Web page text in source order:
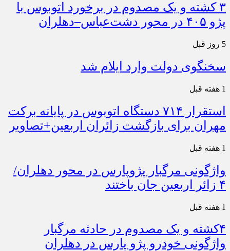
۳ کشته و یک مصدوم در برخورد اتوبوس با
پژو ۴۰۵ در محور دشت‌عباس–دهلران
5 روز قبل
سخنگوی دولت وارد ایلام شد
1 هفته قبل
استقرار ۷۱۴ دستگاه اتوبوس در پایانه برکت
مهران برای بازگشت زائران اربعین+تصاویر
1 هفته قبل
واژگونی مرگبار پژوپارس در محور دهلران/
۴ زائر اربعین جان باختند
1 هفته قبل
۴کشته و یک مصدوم در حادثه مرگبار
واژگونی خودرو پژو پارس در دهلران